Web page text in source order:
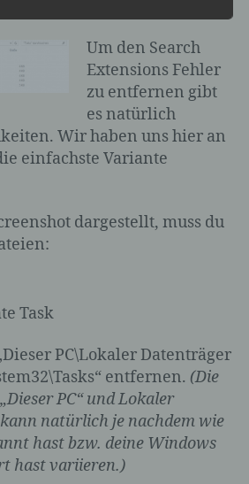
Um den Search
Extensions Fehler
zu entfernen gibt
es natürlich
Wir haben uns hier an
einfachste Variante
dargestellt, muss du
Task
PC\Lokaler Datenträger
entfernen. (Die
PC“ und Lokaler
natürlich je nachdem wie
hast bzw. deine Windows
hast variieren.)
Als identifizierbar wird
Person angesehen, die
insbesondere mittels
einer Kennung wie einem
Kennnummer, zu
zu einer Online-Kennung
oder mehreren besonderen
Ausdruck der physischen,
genetischen,
wirtschaftlichen, kulturellen
identifiziert werden kann.
Person
natürliche Person,
Daten von dem
Verantwortlichen